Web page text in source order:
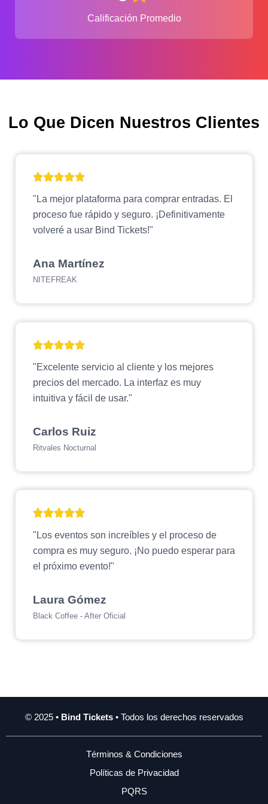
Calificación Promedio
Lo Que Dicen Nuestros Clientes
"La mejor plataforma para comprar entradas. El
proceso fue rápido y seguro. ¡Definitivamente
volveré a usar Bind Tickets!"
Ana Martínez
NITEFREAK
"Excelente servicio al cliente y los mejores
precios del mercado. La interfaz es muy
intuitiva y fácil de usar."
Carlos Ruiz
Ritvales Nocturnal
"Los eventos son increíbles y el proceso de
compra es muy seguro. ¡No puedo esperar para
el próximo evento!"
Laura Gómez
Black Coffee - After Oficial
© 2025 • Bind Tickets• Todos los derechos reservados
Términos & Condiciones
Políticas de Privacidad
PQRS